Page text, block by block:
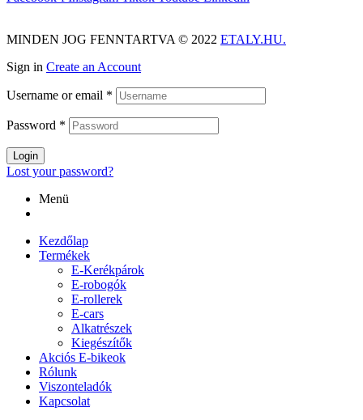
MINDEN JOG FENNTARTVA © 2022 ETALY.HU.
Sign in Create an Account
Username or email *
Password *
Login
Lost your password?
Menü
Kezdőlap
Termékek
E-Kerékpárok
E-robogók
E-rollerek
E-cars
Alkatrészek
Kiegészítők
Akciós E-bikeok
Rólunk
Viszonteladók
Kapcsolat